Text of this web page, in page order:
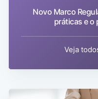
Novo Marco
práticas e o
Veja